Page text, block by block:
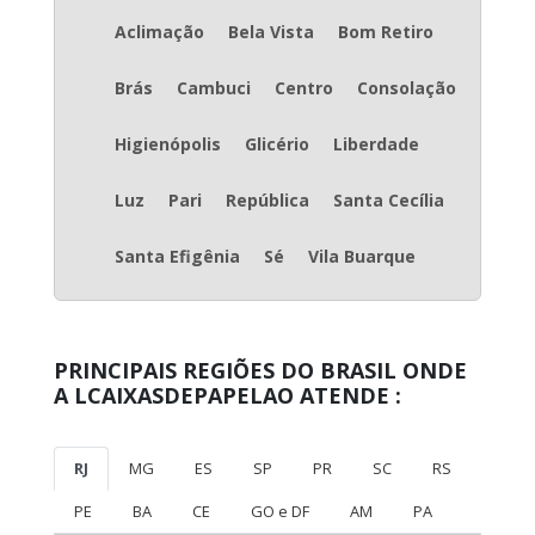
Aclimação Bela Vista Bom Retiro
Brás Cambuci Centro Consolação
Higienópolis Glicério Liberdade
Luz Pari República Santa Cecília
Santa Efigênia Sé Vila Buarque
PRINCIPAIS REGIÕES DO BRASIL ONDE
A LCAIXASDEPAPELAO ATENDE :
RJ MG ES SP PR SC
RS
PE
BA CE GO e DF AM PA